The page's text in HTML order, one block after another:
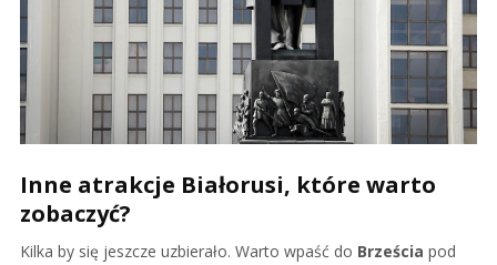
Inne atrakcje Białorusi, które warto
zobaczyć?
Kilka by się jeszcze uzbierało. Warto wpaść do Brześcia pod